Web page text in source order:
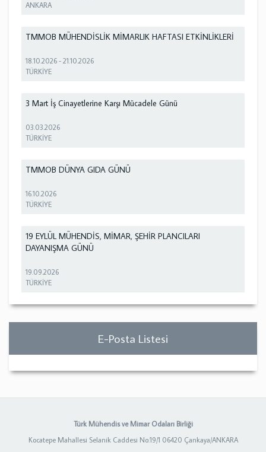
ANKARA
TMMOB MÜHENDİSLİK MİMARLIK HAFTASI ETKİNLİKLERİ
18.10.2026 -21.10.2026
TÜRKİYE
3 Mart İş Cinayetlerine Karşı Mücadele Günü
03.03.2026
TÜRKİYE
TMMOB DÜNYA GIDA GÜNÜ
16.10.2026
TÜRKİYE
19 EYLÜL MÜHENDİS, MİMAR, ŞEHİR PLANCILARI
DAYANIŞMA GÜNÜ
19.09.2026
TÜRKİYE
E-Posta Listesi
Türk Mühendis ve Mimar Odaları Birliği
Kocatepe Mahallesi Selanik Caddesi No:19/1 06420 Çankaya/ANKARA